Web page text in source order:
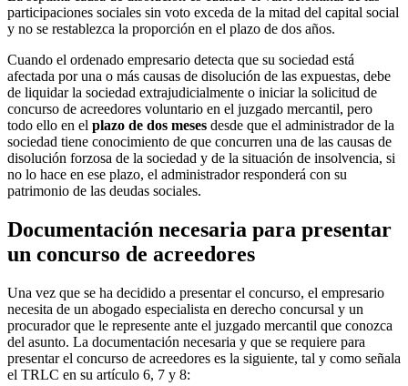
participaciones sociales sin voto exceda de la mitad del capital social
y no se restablezca la proporción en el plazo de dos años.
Cuando el ordenado empresario detecta que su sociedad está
afectada por una o más causas de disolución de las expuestas, debe
de liquidar la sociedad extrajudicialmente o iniciar la solicitud de
concurso de acreedores voluntario en el juzgado mercantil, pero
todo ello en el plazo de dos meses desde que el administrador de la
sociedad tiene conocimiento de que concurren una de las causas de
disolución forzosa de la sociedad y de la situación de insolvencia, si
no lo hace en ese plazo, el administrador responderá con su
patrimonio de las deudas sociales.
Documentación necesaria para presentar
un concurso de acreedores
Una vez que se ha decidido a presentar el concurso, el empresario
necesita de un abogado especialista en derecho concursal y un
procurador que le represente ante el juzgado mercantil que conozca
del asunto. La documentación necesaria y que se requiere para
presentar el concurso de acreedores es la siguiente, tal y como señala
el TRLC en su artículo 6, 7 y 8: